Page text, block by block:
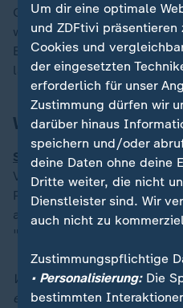
Gegen Krah laufen aktuell
wegen möglicher
Er beteuert seine
lange nicht abgedreht.
Was heute im
Selenskyj schwört
Vorstellung seines
Präsident Selenskyj die
auf Russland zu erhöhen.
"sehr schwierig".
Weitere News-Updates zur
erhalten Sie jederzeit auch
Um dir eine optimale
und ZDFtivi
Cookies und
der eingesetzten
erforderlich für unser
Zustimmung dürfen wir
darüber hinaus
speichern und/oder
deine Daten ohne deine
Dritte weiter, die nicht
Dienstleister sind. Wir
auch nicht zu
Zustimmungspflichtige
• Personalisierung:Die
bestimmten